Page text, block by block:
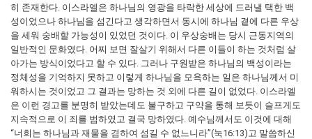
히 존재한다. 이스라엘은 하나님의 영광을 타락한 세상에 드러낼 택한 백
성이었으나 하나님을 섬긴다고 생각하면서 동시에 하나님 곁에 다른 우상
을 세워 숭배할 가능성이 있었던 것이다. 이 우상숭배는 당시 근동지역의
일반적인 문화였다. 어찌 보면 잘살기 위해서 다른 이들이 하는 것처럼 살
아가는 방식이었다고 할 수 있다. 그러나 구원받은 하나님의 백성이라는
정체성을 기억하지 못하고 이렇게 하나님을 모욕하는 일은 하나님께서 미
워하시는 것이었고 그 결과는 망하는 것 외에 다른 길이 없었다. 이스라엘
은 이런 경고를 분명히 받았는데도 불구하고 구약을 통해 보듯이 슬프게도
지속적으로 이 죄를 범하였고 결국 망하였다. 예수님께서도 이것에 대해
“너희는 하나님과 재물을 겸하여 섬길 수 없느니라”(눅16:13)고 말씀하신